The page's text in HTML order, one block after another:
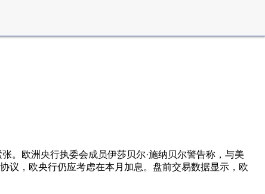
。欧洲央行执委会成员伊莎贝尔·施纳贝尔警告称，与美
议，欧央行仍应考虑在本月加息。盘前交易数据显示，欧